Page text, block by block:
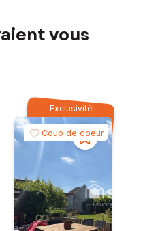
vous
Exclusivité
Coup de coeur